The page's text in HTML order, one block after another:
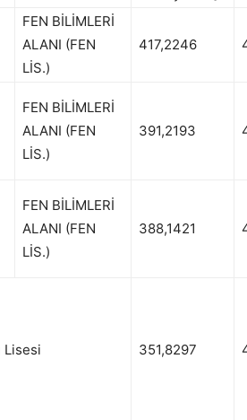
FEN BİLİMLERİ
ALANI (FEN
LİS.)
417,2246
FEN BİLİMLERİ
ALANI (FEN
LİS.)
391,2193
FEN BİLİMLERİ
ALANI (FEN
LİS.)
388,1421
Lisesi 351,8297